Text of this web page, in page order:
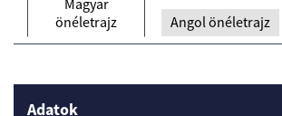
Magyar
önéletrajz
Angol önéletrajz
Adatok